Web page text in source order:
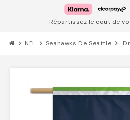
Répartissez le coût de
chevron_right NFL chevron_right Seahawks De Seattle chevron_right